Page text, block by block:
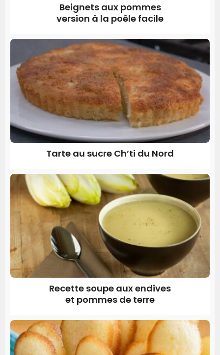
Beignets aux pommes
version à la poêle facile
Tarte au sucre Ch’ti du Nord
Recette soupe aux endives
et pommes de terre